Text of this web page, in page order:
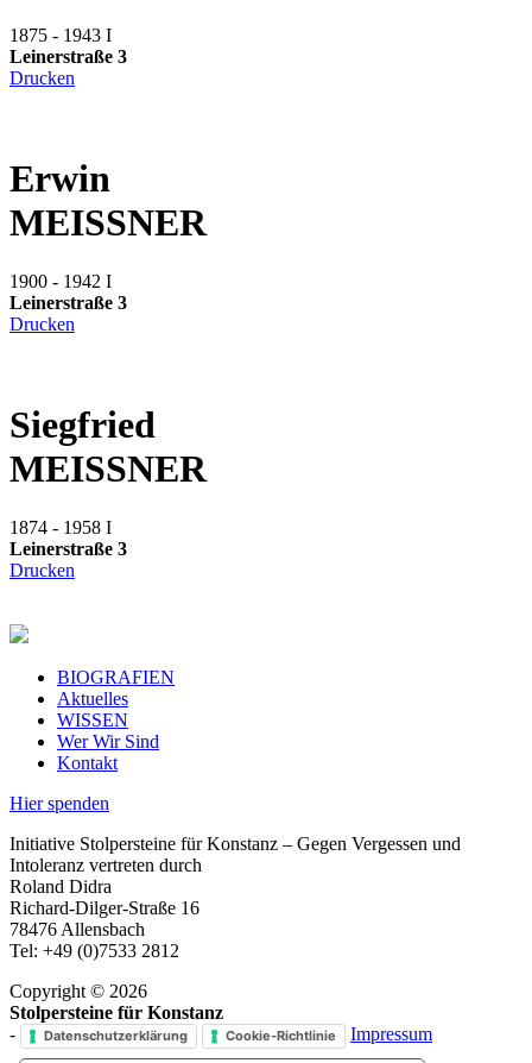
1875 - 1943 I
Leinerstraße 3
Drucken
Erwin
MEISSNER
1900 - 1942 I
Leinerstraße 3
Drucken
Siegfried
MEISSNER
1874 - 1958 I
Leinerstraße 3
Drucken
BIOGRAFIEN
Aktuelles
WISSEN
Wer Wir Sind
Kontakt
Hier spenden
Initiative Stolpersteine für Konstanz – Gegen Vergessen und
Intoleranz vertreten durch
Roland Didra
Richard-Dilger-Straße 16
78476 Allensbach
Tel: +49 (0)7533 2812
Copyright © 2026
Stolpersteine für Konstanz
-
Datenschutzerklärung Cookie-Richtlinie Impressum